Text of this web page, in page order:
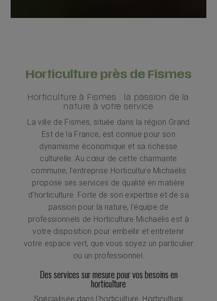
Horticulture près de Fismes
Horticulture à Fismes : la passion de la
nature à votre service
La ville de Fismes, située dans la région Grand
Est de la France, est connue pour son
dynamisme économique et sa richesse
culturelle. Au cœur de cette charmante
commune, l'entreprise Horticulture Michaëlis
propose ses services de qualité en matière
d'horticulture. Forte de son expertise et de sa
passion pour la nature, l'équipe de
professionnels de Horticulture Michaëlis est à
votre disposition pour embellir et entretenir
votre espace vert, que vous soyez un particulier
ou un professionnel.
Des services sur mesure pour vos besoins en
horticulture
Spécialisée dans l'horticulture, Horticulture